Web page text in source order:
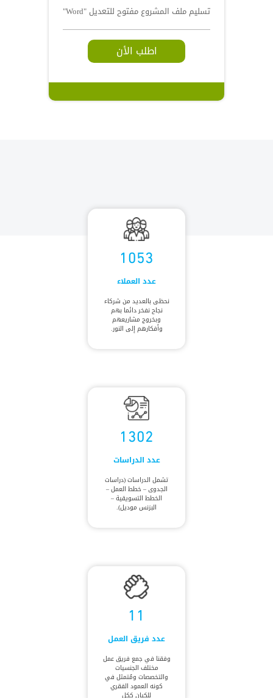
تسليم ملف المشروع مفتوح للتعديل "Word"
اطلب الأن
1053
عدد العملاء
نحظى بالعديد من شركاء
نجاح نفخر دائما بهم
وبخروج مشاريعهم
وأفكارهم إلى النور.
1302
عدد الدراسات
تشمل الدراسات (دراسات
الجدوى – خطط العمل –
الخطط التسويقية –
البزنس موديل).
11
عدد فريق العمل
وفقنا في جمع فريق عمل
مختلف الجنسيات
والتخصصات ومُتمثل في
كونه العمود الفقري
للكيان ككل